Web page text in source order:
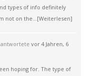
types of info definitely
not on the…[Weiterlesen]
vor 4 Jahren, 6
hoping for. The type of